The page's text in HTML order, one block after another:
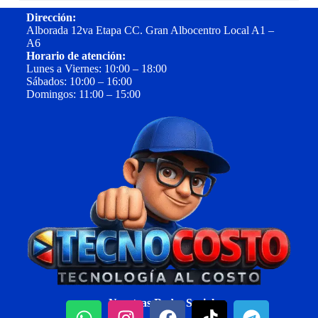
Dirección:
Alborada 12va Etapa CC. Gran Albocentro Local A1 –
A6
Horario de atención:
Lunes a Viernes: 10:00 – 18:00
Sábados: 10:00 – 16:00
Domingos: 11:00 – 15:00
Nuestras Redes Sociales: